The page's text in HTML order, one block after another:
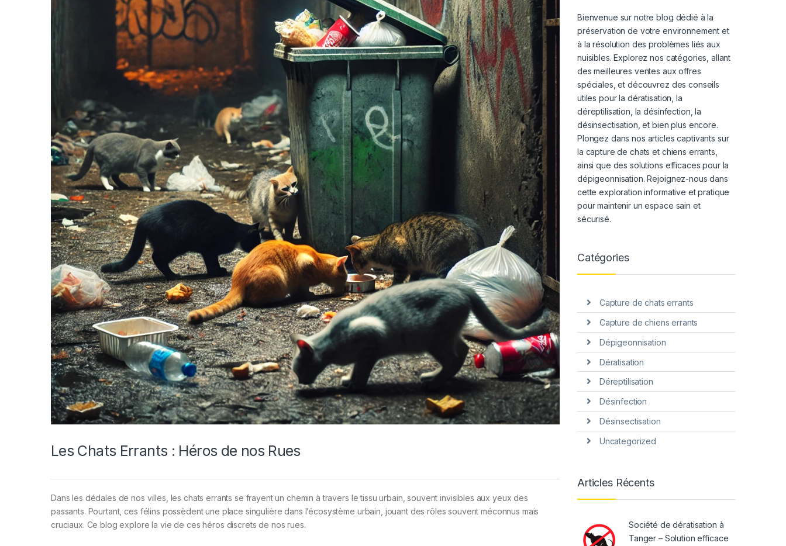
Les Chats Errants : Héros de nos Rues
Dans les dédales de nos villes, les chats errants se frayent un chemin à travers le tissu urbain, souvent invisibles aux yeux des
passants. Pourtant, ces félins possèdent une place singulière dans l’écosystème urbain, jouant des rôles souvent méconnus mais
cruciaux. Ce blog explore la vie de ces héros discrets de nos rues.
Bienvenue sur notre blog dédié à la
préservation de votre environnement et
à la résolution des problèmes liés aux
nuisibles. Explorez nos catégories, allant
des meilleures ventes aux offres
spéciales, et découvrez des conseils
utiles pour la dératisation, la
déreptilisation, la désinfection, la
désinsectisation, et bien plus encore.
Plongez dans nos articles captivants sur
la capture de chats et chiens errants,
ainsi que des solutions efficaces pour la
dépigeonnisation. Rejoignez-nous dans
cette exploration informative et pratique
pour maintenir un espace sain et
sécurisé.
Catégories
Capture de chats errants
Capture de chiens errants
Dépigeonnisation
Dératisation
Déreptilisation
Désinfection
Désinsectisation
Uncategorized
Articles Récents
Société de dératisation à
Tanger – Solution efficace